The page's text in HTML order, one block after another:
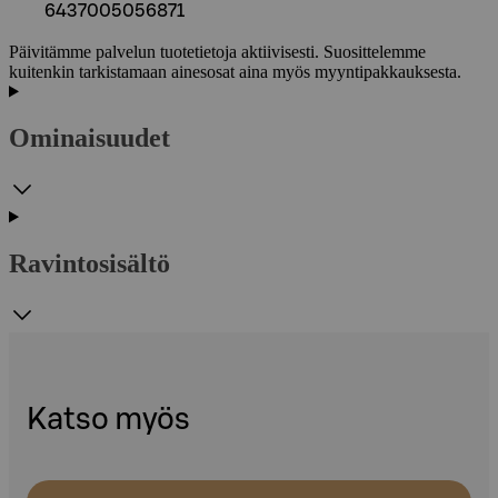
6437005056871
Päivitämme palvelun tuotetietoja aktiivisesti. Suosittelemme
kuitenkin tarkistamaan ainesosat aina myös myyntipakkauksesta.
Ominaisuudet
Ravintosisältö
Katso myös